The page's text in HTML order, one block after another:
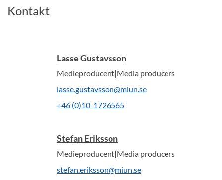
Kontakt
Lasse Gustavsson
Medieproducent|Media producers
lasse.gustavsson@miun.se
+46 (0)10-1726565
Stefan Eriksson
Medieproducent|Media producers
stefan.eriksson@miun.se